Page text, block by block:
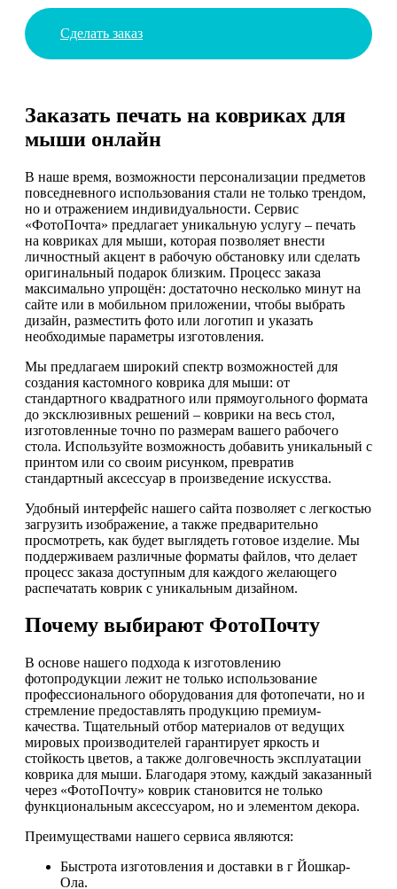
Сделать заказ
Заказать печать на ковриках для
мыши онлайн
В наше время, возможности персонализации предметов
повседневного использования стали не только трендом,
но и отражением индивидуальности. Сервис
«ФотоПочта» предлагает уникальную услугу – печать
на ковриках для мыши, которая позволяет внести
личностный акцент в рабочую обстановку или сделать
оригинальный подарок близким. Процесс заказа
максимально упрощён: достаточно несколько минут на
сайте или в мобильном приложении, чтобы выбрать
дизайн, разместить фото или логотип и указать
необходимые параметры изготовления.
Мы предлагаем широкий спектр возможностей для
создания кастомного коврика для мыши: от
стандартного квадратного или прямоугольного формата
до эксклюзивных решений – коврики на весь стол,
изготовленные точно по размерам вашего рабочего
стола. Используйте возможность добавить уникальный с
принтом или со своим рисунком, превратив
стандартный аксессуар в произведение искусства.
Удобный интерфейс нашего сайта позволяет с легкостью
загрузить изображение, а также предварительно
просмотреть, как будет выглядеть готовое изделие. Мы
поддерживаем различные форматы файлов, что делает
процесс заказа доступным для каждого желающего
распечатать коврик с уникальным дизайном.
Почему выбирают ФотоПочту
В основе нашего подхода к изготовлению
фотопродукции лежит не только использование
профессионального оборудования для фотопечати, но и
стремление предоставлять продукцию премиум-
качества. Тщательный отбор материалов от ведущих
мировых производителей гарантирует яркость и
стойкость цветов, а также долговечность эксплуатации
коврика для мыши. Благодаря этому, каждый заказанный
через «ФотоПочту» коврик становится не только
функциональным аксессуаром, но и элементом декора.
Преимуществами нашего сервиса являются:
Быстрота изготовления и доставки в г Йошкар-
Ола.